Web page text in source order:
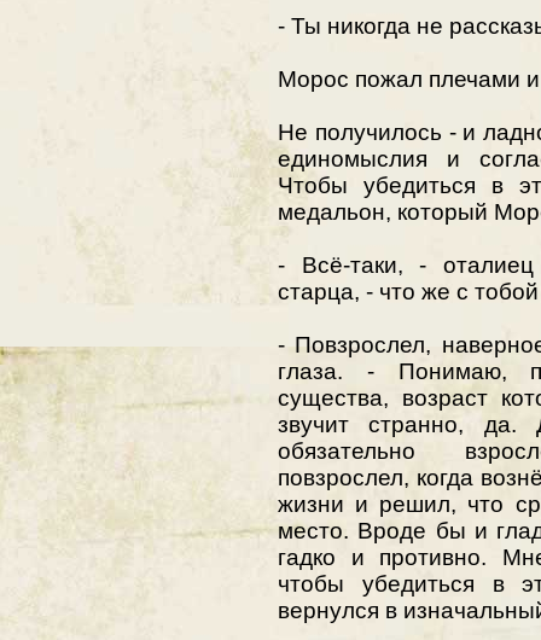
- Ты никогда не
Морос пожал плечами
Не получилось - и
единомыслия и
Чтобы убедиться в
медальон, который
- Всё-таки, - оталиец
старца, - что же с
- Повзрослел,
глаза. - Понимаю,
существа, возраст
звучит странно,
обязательно
повзрослел, когда
жизни и решил, что
место. Вроде бы и
гадко и противно.
чтобы убедиться в
вернулся в